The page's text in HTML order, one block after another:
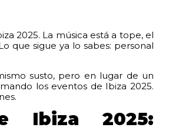
2025. La música está a tope, el
que sigue ya lo sabes: personal
susto, pero en lugar de un
los eventos de Ibiza 2025.
Ibiza 2025: